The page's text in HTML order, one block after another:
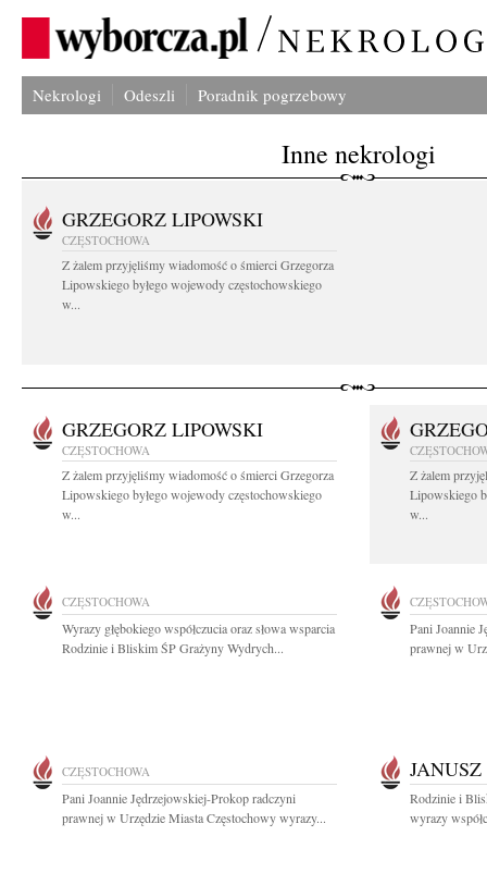
Nekrologi Odeszli Poradnik pogrzebowy
Inne nekrologi
GRZEGORZ LIPOWSKI
CZĘSTOCHOWA
Z żalem przyjęliśmy wiadomość o śmierci Grzegorza
Lipowskiego byłego wojewody częstochowskiego
w...
GRZEGORZ LIPOWSKI
CZĘSTOCHOWA
Z żalem przyjęliśmy wiadomość o śmierci Grzegorza
Lipowskiego byłego wojewody częstochowskiego
w...
Z żalem
Lipowskiego
w...
CZĘSTOCHOWA
Wyrazy głębokiego współczucia oraz słowa wsparcia
Rodzinie i Bliskim ŚP Grażyny Wydrych...
Pani Joannie
prawnej w
CZĘSTOCHOWA
Pani Joannie Jędrzejowskiej-Prokop radczyni
prawnej w Urzędzie Miasta Częstochowy wyrazy...
Rodzinie i
wyrazy